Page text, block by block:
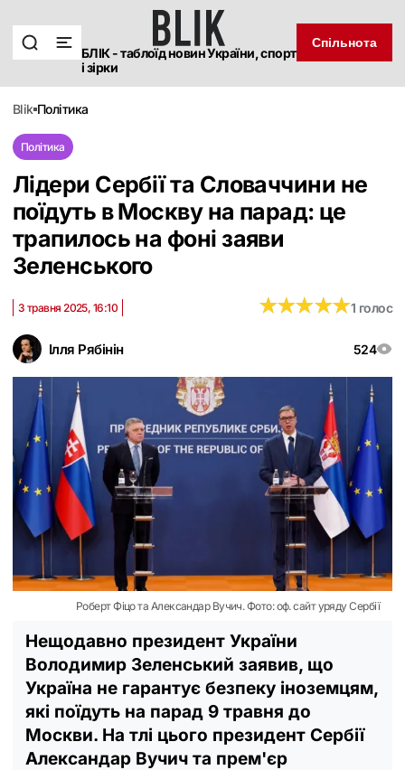
БЛІК - таблоїд новин України, спорт
і зірки
Спільнота
blik політика
Політика
Лідери Сербії та Словаччини не
поїдуть в Москву на парад: це
трапилось на фоні заяви
Зеленського
Ілля Рябінін 524
3 травня 2025, 16:10 ★★★★★
★★★★★1 голос
Роберт Фіцо та Александар Вучич. Фото: оф. сайт уряду Сербії
Нещодавно президент України
Володимир Зеленський заявив, що
Україна не гарантує безпеку іноземцям,
які поїдуть на парад 9 травня до
Москви. На тлі цього президент Сербії
Александар Вучич та прем'єр